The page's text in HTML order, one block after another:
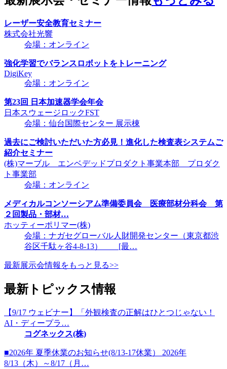
レーザー安全教育セミナー
株式会社光響
会場：オンライン
強化学習でバランスロボットをトレーニング
DigiKey
会場：オンライン
第23回 日本加速器学会年会
日本スウェージロックFST
会場：仙台国際センター 展示棟
過去にご検討いただいた方必見！進化した検査表システムご
紹介セミナー
(株)マーブル エンベデッドプロダクト事業本部 プロダク
ト事業部
会場：オンライン
メディカルコンソーシアム準備委員会 医療部材分科会 第
２回製品・部材…
ホッティーポリマー(株)
会場：ナガセグローバル人財開発センター（東京都渋
谷区千駄ヶ谷4-8-13） [最…
最新展示会情報をもっと見る>>
最新トピックス情報
【9/17 ウェビナー】「外観検査の正解はひとつじゃない！
AI・ディープラ…
コグネックス(株)
■2026年 夏季休業のお知らせ(8/13-17休業） 2026年
8/13（木）～8/17（月…